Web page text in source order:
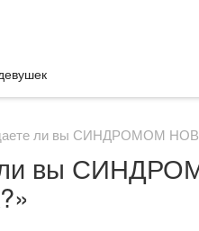
ли вы СИНДРОМОМ
ли вы